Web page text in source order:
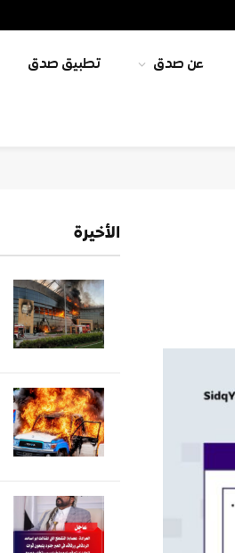
عن صدق تطبيق صدق
الأخيرة